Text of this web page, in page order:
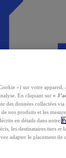
») sur votre appareil,
En cliquant sur «
des données collectées via
nos produits et les
en détails dans notre
les destinataires tiers et
adapter le placement de